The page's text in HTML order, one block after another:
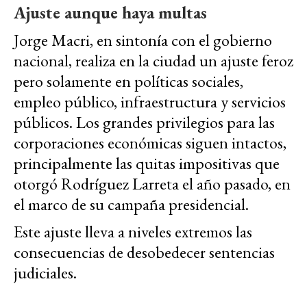
Ajuste aunque haya multas
Jorge Macri, en sintonía con el gobierno
nacional, realiza en la ciudad un ajuste feroz
pero solamente en políticas sociales,
empleo público, infraestructura y servicios
públicos. Los grandes privilegios para las
corporaciones económicas siguen intactos,
principalmente las quitas impositivas que
otorgó Rodríguez Larreta el año pasado, en
el marco de su campaña presidencial.
Este ajuste lleva a niveles extremos las
consecuencias de desobedecer sentencias
judiciales.